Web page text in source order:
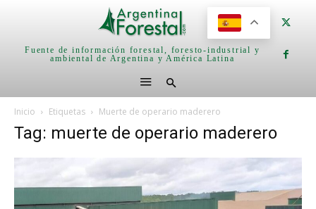
Fuente de información forestal, foresto-industrial y
ambiental de Argentina y América Latina
Inicio Etiquetas Muerte de operario maderero
Tag: muerte de operario maderero